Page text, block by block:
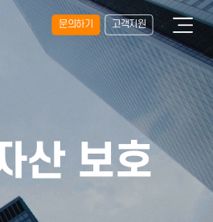
문의하기 고객지원
산 보호